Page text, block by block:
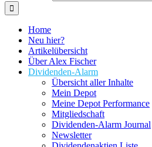
Home
Neu hier?
Artikelübersicht
Über Alex Fischer
Dividenden-Alarm
Übersicht aller Inhalte
Mein Depot
Meine Depot Performance
Mitgliedschaft
Dividenden-Alarm Journal
Newsletter